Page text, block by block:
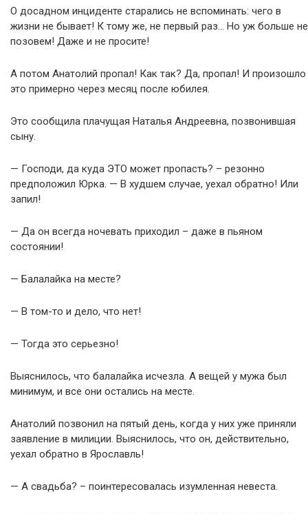
О досадном инциденте старались не вспоминать: чего в
жизни не бывает! К тому же, не первый раз… Но уж больше не
позовем! Даже и не просите!
А потом Анатолий пропал! Как так? Да, пропал! И произошло
это примерно через месяц после юбилея.
Это сообщила плачущая Наталья Андреевна, позвонившая
сыну.
— Господи, да куда ЭТО может пропасть? – резонно
предположил Юрка. — В худшем случае, уехал обратно! Или
запил!
— Да он всегда ночевать приходил – даже в пьяном
состоянии!
— Балалайка на месте?
— В том-то и дело, что нет!
— Тогда это серьезно!
Выяснилось, что балалайка исчезла. А вещей у мужа был
минимум, и все они остались на месте.
Анатолий позвонил на пятый день, когда у них уже приняли
заявление в милиции. Выяснилось, что он, действительно,
уехал обратно в Ярославль!
— А свадьба? – поинтересовалась изумленная невеста.